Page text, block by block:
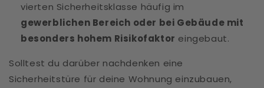
vierten Sicherheitsklasse häufig im
gewerblichen Bereich oder bei Gebäude mit
besonders hohem Risikofaktor eingebaut.
Solltest du darüber nachdenken eine
Sicherheitstüre für deine Wohnung einzubauen,